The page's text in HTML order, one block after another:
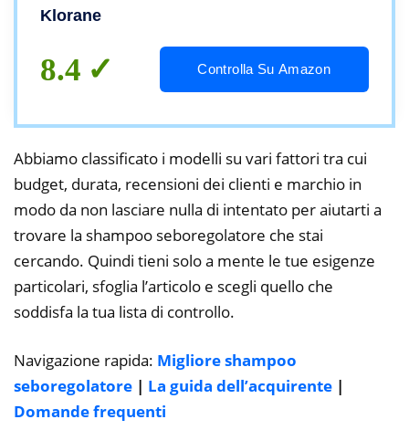
Klorane
8.4 Controlla Su Amazon
Abbiamo classificato i modelli su vari fattori tra cui
budget, durata, recensioni dei clienti e marchio in
modo da non lasciare nulla di intentato per aiutarti a
trovare la shampoo seboregolatore che stai
cercando. Quindi tieni solo a mente le tue esigenze
particolari, sfoglia l’articolo e scegli quello che
soddisfa la tua lista di controllo.
Navigazione rapida: Migliore shampoo
seboregolatore | La guida dell’acquirente |
Domande frequenti